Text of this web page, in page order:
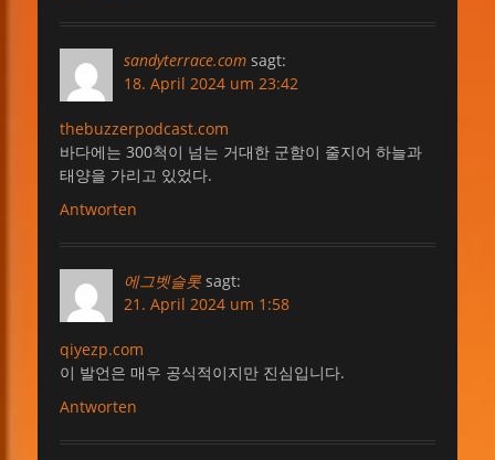
sandyterrace.com sagt:
18. April 2024 um 23:42
thebuzzerpodcast.com
바다에는 300척이 넘는 거대한 군함이 줄지어 하늘과
태양을 가리고 있었다.
Antworten
에그벳슬롯 sagt:
21. April 2024 um 1:58
qiyezp.com
이 발언은 매우 공식적이지만 진심입니다.
Antworten